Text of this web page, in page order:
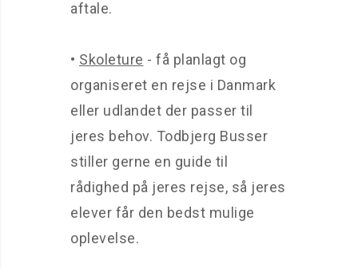
aftale.
• Skoleture - få planlagt og
organiseret en rejse i Danmark
eller udlandet der passer til
jeres behov. Todbjerg Busser
stiller gerne en guide til
rådighed på jeres rejse, så jeres
elever får den bedst mulige
oplevelse.